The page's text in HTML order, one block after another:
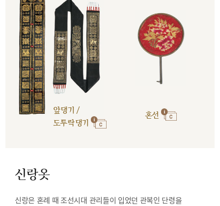
앞댕기 /
도투락댕기
혼선
신랑옷
신랑은 혼례 때 조선시대 관리들이 입었던 관복인 단령을